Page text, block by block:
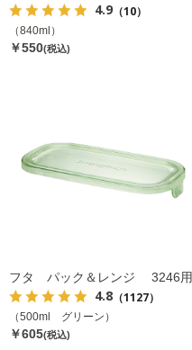
4.9 （10）
（840ml）
￥550(税込)
フタ パック＆レンジ 3246用
4.8 （1127）
（500ml グリーン）
￥605(税込)